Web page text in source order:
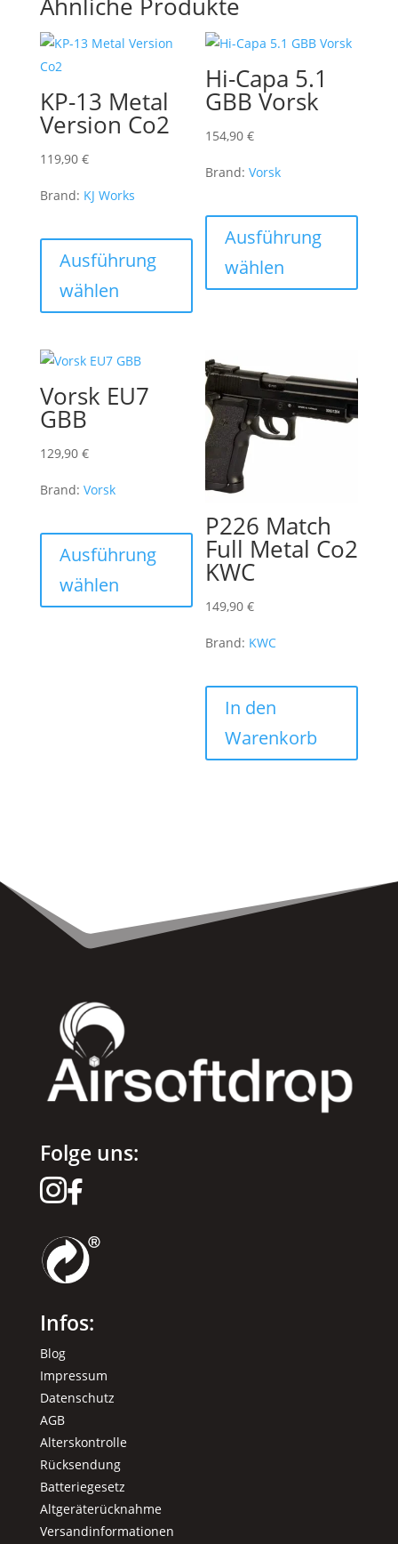
KP-13 Metal
Version Co2
119,90 €
Brand: KJ Works
Ausführung
wählen
Dieses
Die
Optionen
können
auf
der
Produktseite
werden
Hi-Capa 5.1
GBB Vorsk
154,90€
Brand:Vorsk
Ausführung
wählen
auf
Vorsk EU7
GBB
129,90 €
Brand: Vorsk
Ausführung
wählen
Dieses
Produkt
weist
auf.
Optionen
können
der
P226 Match
Full Metal Co2
KWC
149,90€
Brand: KWC
In den
Warenkorb
Folge uns:

Infos:
Blog
Impressum
Datenschutz
AGB
Alterskontrolle
Rücksendung
Batteriegesetz
Altgeräterücknahme
Versandinformationen